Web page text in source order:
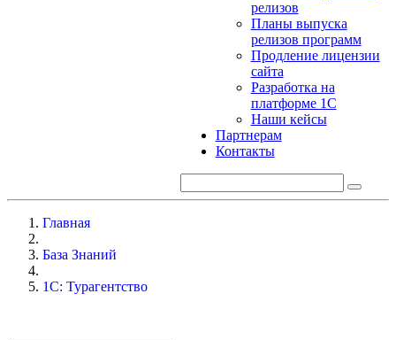
релизов
Планы выпуска
релизов программ
Продление лицензии
сайта
Разработка на
платформе 1С
Наши кейсы
Партнерам
Контакты
Главная
База Знаний
1С: Турагентство